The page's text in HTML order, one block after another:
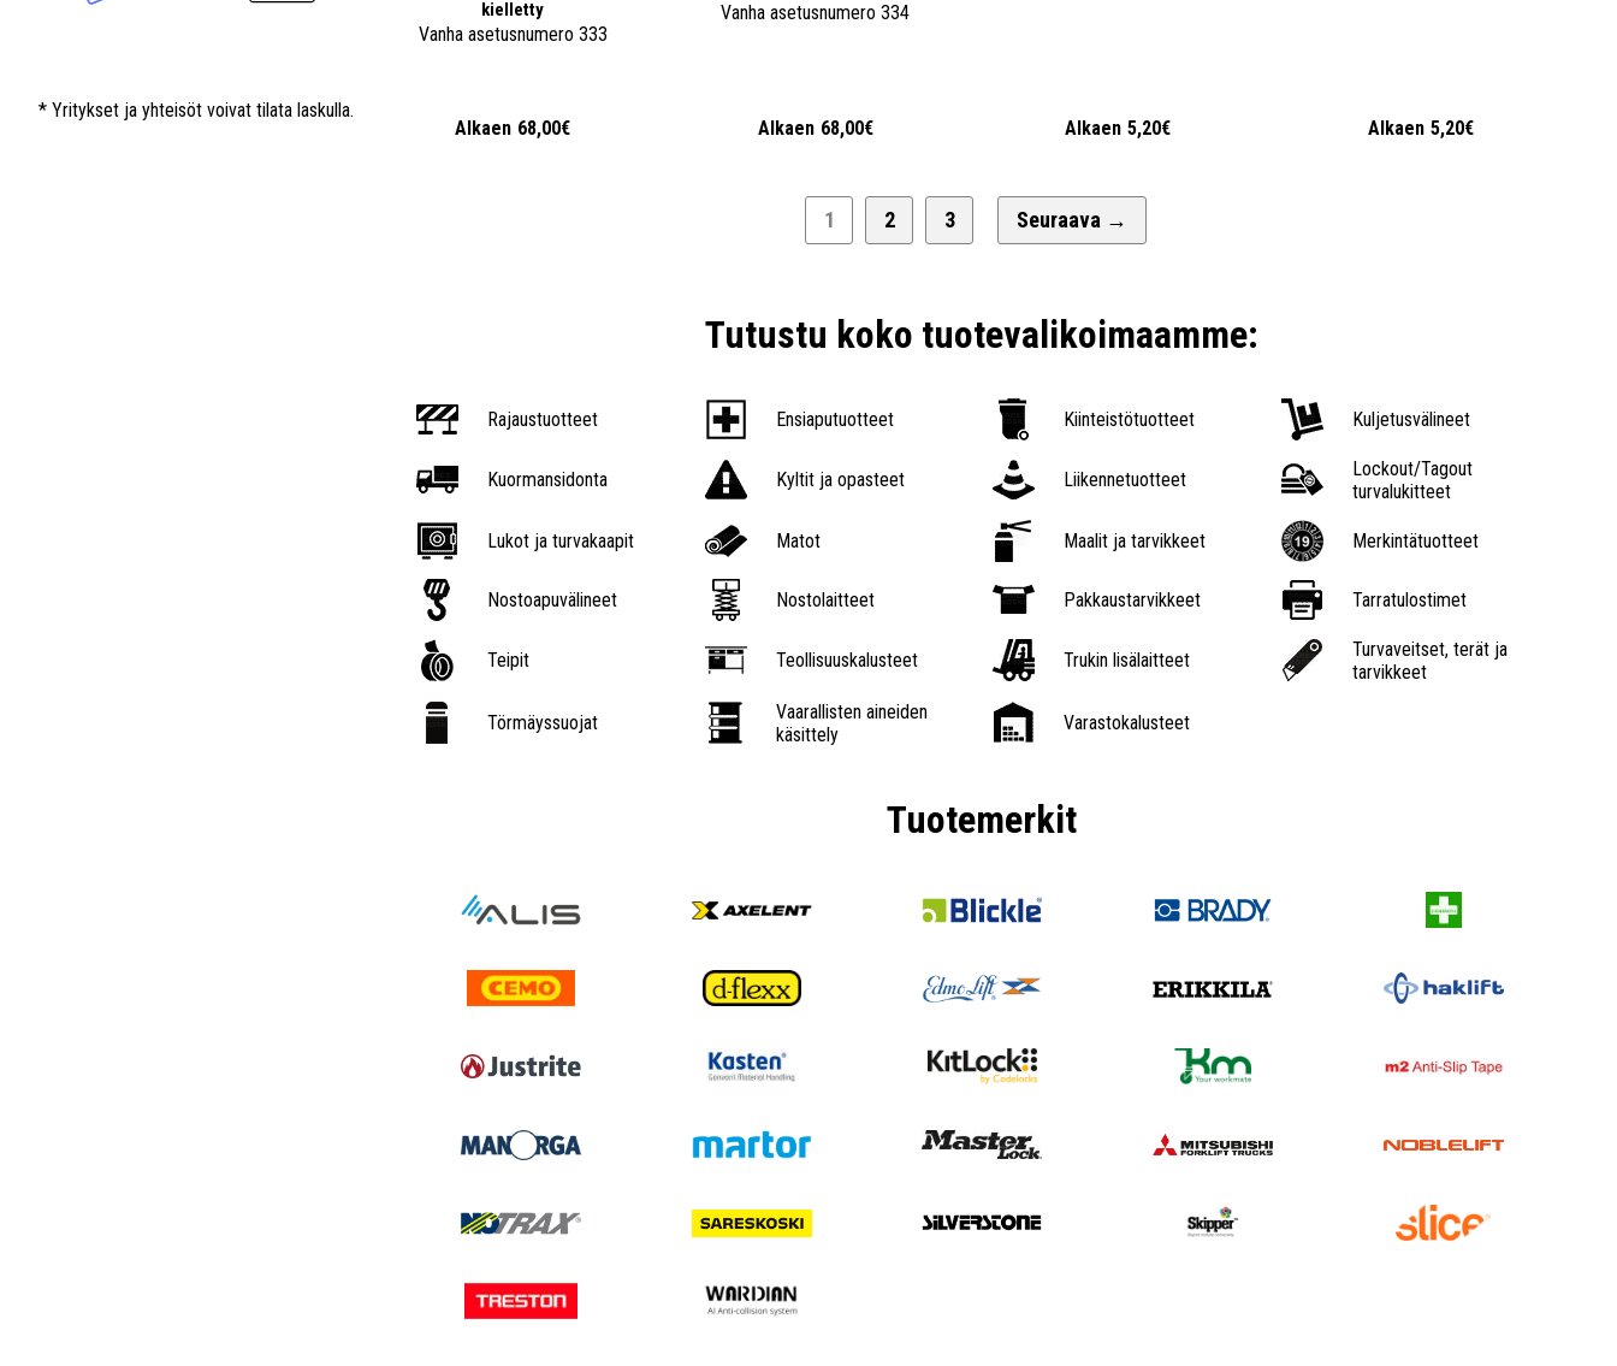
* Yritykset ja yhteisöt voivat tilata laskulla.
kielletty
Vanha asetusnumero 333
Alkaen 68,00€
Vanha asetusnumero 334
Alkaen 68,00€ Alkaen 5,20€ Alkaen 5,20€
1 2 3 Seuraava →
Tutustu koko tuotevalikoimaamme:
Rajaustuotteet Ensiaputuotteet Kiinteistötuotteet Kuljetusvälineet
Kuormansidonta Kyltit ja opasteet Liikennetuotteet
Lockout/Tagout
turvalukitteet
Lukot ja turvakaapit Matot Maalit ja tarvikkeet Merkintätuotteet
Nostoapuvälineet Nostolaitteet Pakkaustarvikkeet Tarratulostimet
Teipit Teollisuuskalusteet Trukin lisälaitteet
Turvaveitset, terät ja
tarvikkeet
Törmäyssuojat
Vaarallisten aineiden
käsittely
Varastokalusteet
Tuotemerkit